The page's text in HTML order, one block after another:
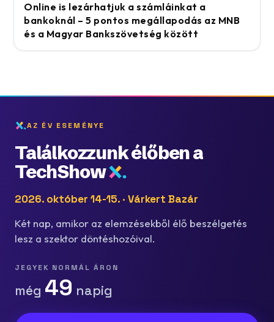
Online is lezárhatjuk a számláinkat a
bankoknál – 5 pontos megállapodás az MNB
és a Magyar Bankszövetség között
AZ ÉV ESEMÉNYE
Találkozzunk élőben a
TechShow
2026. október 14-15. · Várkert Bazár
Két nap, amikor az elemzésekből élő beszélgetés
lesz a szektor döntéshozóival.
JEGYEK NORMÁL ÁRON
még 49 napig